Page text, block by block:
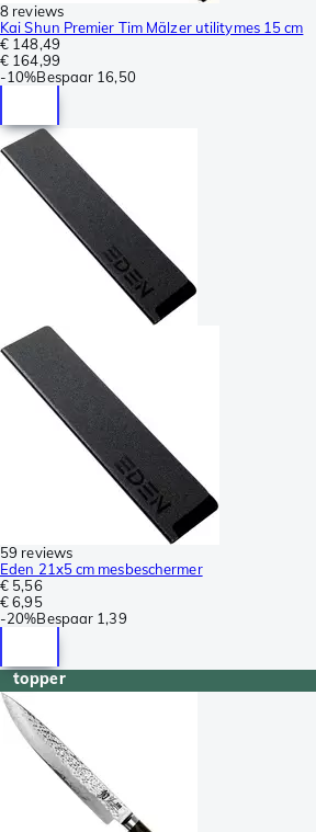
8 reviews
Kai Shun Premier Tim Mälzer utilitymes 15 cm
€ 148,49
€ 164,99
-10%Bespaar 16,50
59 reviews
Eden 21x5 cm mesbeschermer
€ 5,56
€ 6,95
-20%Bespaar 1,39
topper